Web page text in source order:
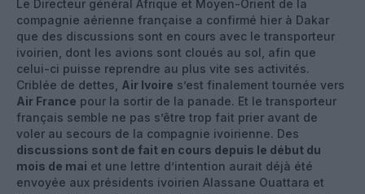
Le Directeur général Afrique et Moyen-Orient de la
compagnie aérienne française a confirmé hier à Dakar
que des discussions sont en cours avec le transporteur
ivoirien, dont les avions sont cloués au sol, afin que
celui-ci puisse reprendre au plus vite ses activités.
Criblée de dettes, Air Ivoire s’est finalement tournée vers
Air France pour la sortir de la panade. Et le transporteur
français semble ne pas s’être trop fait prier avant de
voler au secours de la compagnie ivoirienne. Des
discussions sont de fait en cours depuis le début du
mois de mai et une lettre d’intention aurait déjà été
envoyée aux présidents ivoirien Alassane Ouattara et